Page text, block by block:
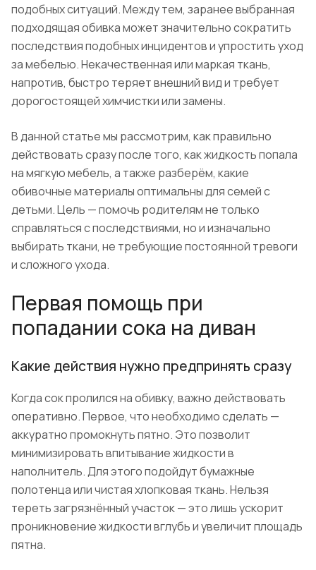
подобных ситуаций. Между тем, заранее выбранная
подходящая обивка может значительно сократить
последствия подобных инцидентов и упростить уход
за мебелью. Некачественная или маркая ткань,
напротив, быстро теряет внешний вид и требует
дорогостоящей химчистки или замены.
В данной статье мы рассмотрим, как правильно
действовать сразу после того, как жидкость попала
на мягкую мебель, а также разберём, какие
обивочные материалы оптимальны для семей с
детьми. Цель — помочь родителям не только
справляться с последствиями, но и изначально
выбирать ткани, не требующие постоянной тревоги
и сложного ухода.
Первая помощь при
попадании сока на диван
Какие действия нужно предпринять сразу
Когда сок пролился на обивку, важно действовать
оперативно. Первое, что необходимо сделать —
аккуратно промокнуть пятно. Это позволит
минимизировать впитывание жидкости в
наполнитель. Для этого подойдут бумажные
полотенца или чистая хлопковая ткань. Нельзя
тереть загрязнённый участок — это лишь ускорит
проникновение жидкости вглубь и увеличит площадь
пятна.